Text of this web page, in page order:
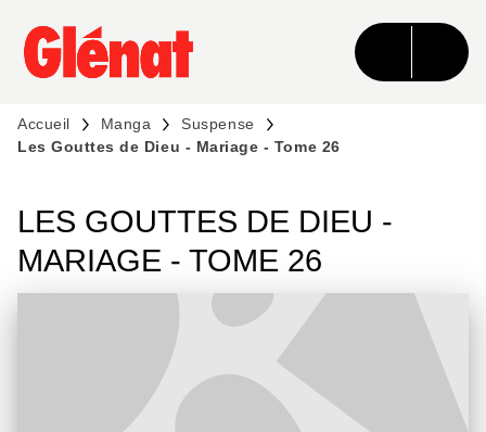
MENU RECHERCHE CONTENU
PIED DE PAGE
Accueil Manga
Suspense
Les Gouttes de Dieu - Mariage - Tome 26
LES GOUTTES DE DIEU -
MARIAGE - TOME 26